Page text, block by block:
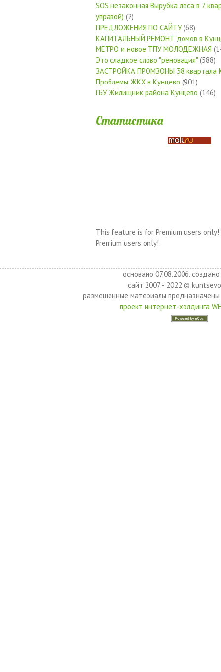
SOS незаконная Вырубка леса в 7
управой) (2)
ПРЕДЛОЖЕНИЯ ПО САЙТУ(68)
КАПИТАЛЬНЫЙ РЕМОНТ домов в
МЕТРО и новое ТПУ МОЛОДЕЖНАЯ
Это сладкое слово "реновация" (588)
ЗАСТРОЙКА ПРОМЗОНЫ 38 квартала
Проблемы ЖКХ в Кунцево (901)
ГБУ Жилищник района Кунцево (146)
Статистика
This feature is for Premium users only!
Premium users only!
основано 07.08.2006.
сайт 2007 - 2022 ©
размещенные материалы
проект интернет-холдинга